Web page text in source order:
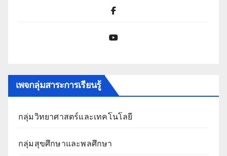
Facebook
YouTube
เพจกลุ่มสาระการเรียนรู้
กลุ่มวิทยาศาสตร์และเทคโนโลยี
กลุ่มสุขศึกษาและพลศึกษา